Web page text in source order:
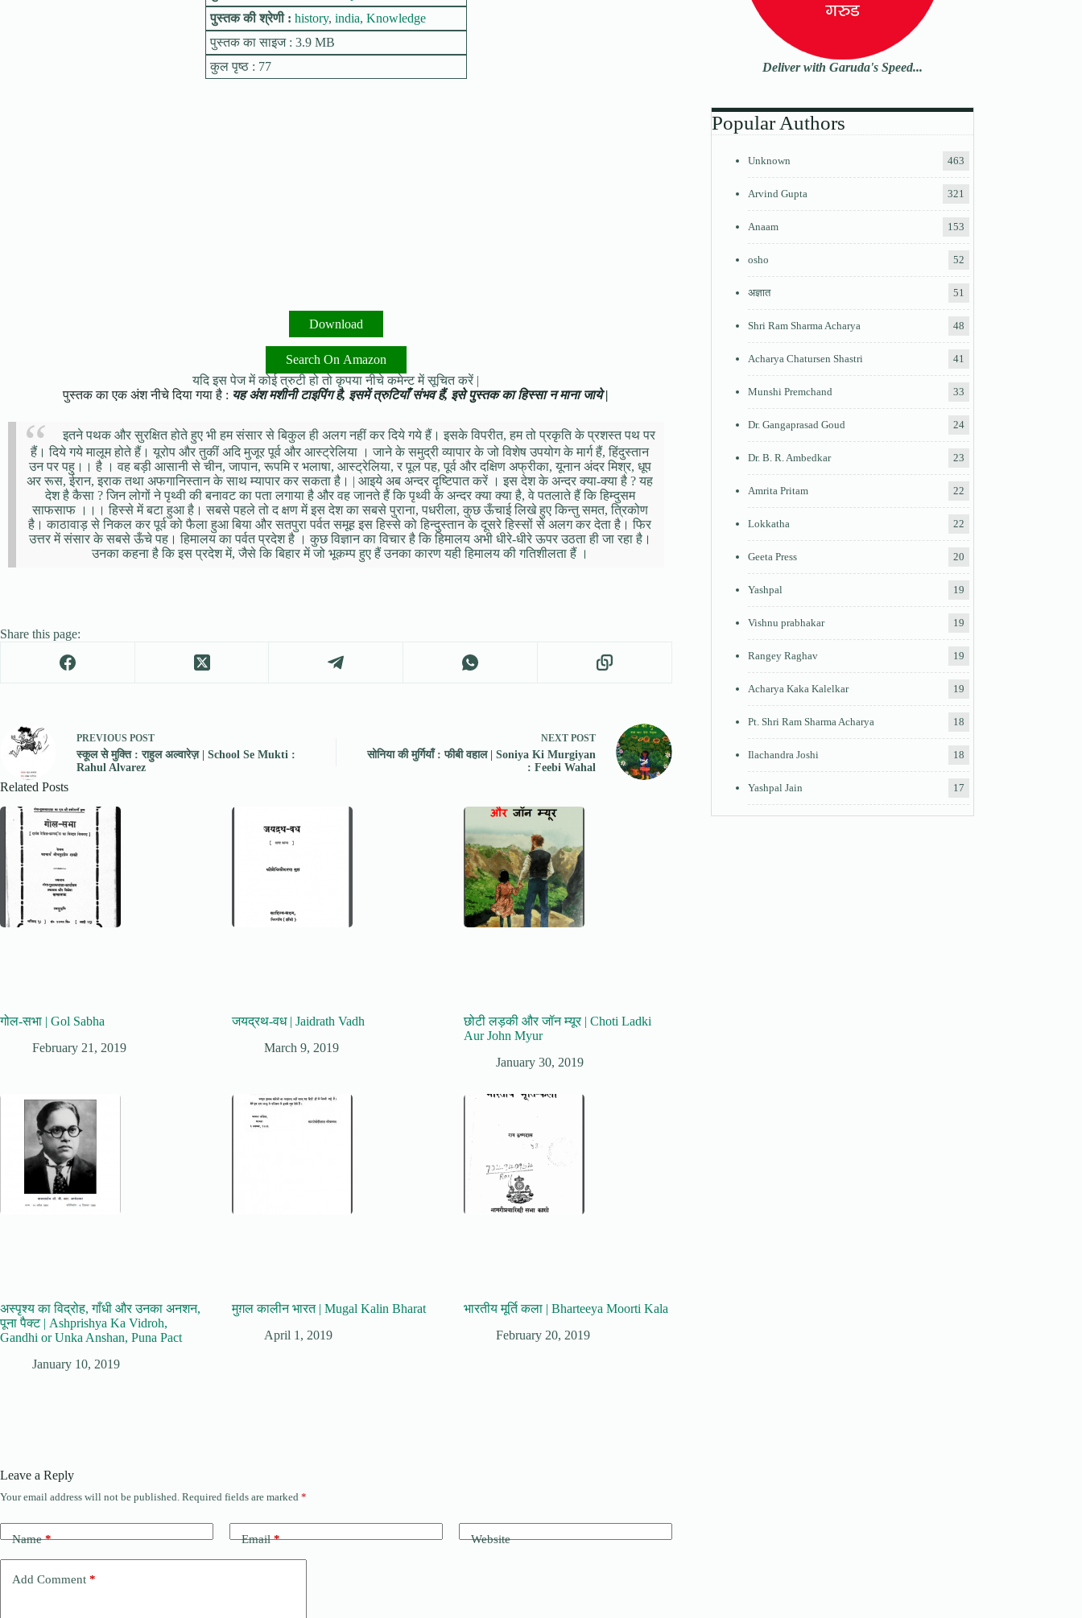
पुस्तक की श्रेणी : history, india, Knowledge
पुस्तक का साइज : 3.9 MB
कुल पृष्ठ : 77
Download
Search On Amazon
यदि इस पेज में कोई त्रुटी हो तो कृपया नीचे कमेन्ट में सूचित करें |
पुस्तक का एक अंश नीचे दिया गया है : यह अंश मशीनी टाइपिंग है, इसमें त्रुटियाँ संभव हैं, इसे पुस्तक का हिस्सा न माना जाये |
इतने पथक और सुरक्षित होते हुए भी हम संसार से बिकुल ही अलग नहीं कर दिये गये हैं। इसके विपरीत, हम तो प्रकृति के प्रशस्त पथ पर
हैं। दिये गये मालूम होते हैं। यूरोप और तुकीं अदि मुजूर पूर्व और आस्ट्रेलिया । जाने के समुद्री व्यापार के जो विशेष उपयोग के मार्ग हैं, हिंदुस्तान
उन पर पहु।। है । वह बड़ी आसानी से चीन, जापान, रूपमि र भलाषा, आस्ट्रेलिया, र पूल पह, पूर्व और दक्षिण अफ्रीका, यूनान अंदर मिश्र, धूप
अर रूस, ईरान, इराक तथा अफगानिस्तान के साथ म्यापार कर सकता है। | आइये अब अन्दर दृष्टिपात करें । इस देश के अन्दर क्या-क्या है ? यह
देश है कैसा ? जिन लोगों ने पृथ्वी की बनावट का पता लगाया है और वह जानते हैं कि पृथ्वी के अन्दर क्या क्या है, वे पतलाते हैं कि हिम्दुसम
साफसाफ ।।। हिस्से में बटा हुआ है। सबसे पहले तो द क्षण में इस देश का सबसे पुराना, पधरीला, कुछ ऊँचाई लिखे हुए किन्तु समत, त्रिकोण
है। काठावाड़ से निकल कर पूर्व को फैला हुआ बिया और सतपुरा पर्वत समूह इस हिस्से को हिन्दुस्तान के दूसरे हिस्सों से अलग कर देता है। फिर
उत्तर में संसार के सबसे ऊँचे पह। हिमालय का पर्वत प्रदेश है । कुछ विज्ञान का विचार है कि हिमालय अभी धीरे-धीरे ऊपर उठता ही जा रहा है।
उनका कहना है कि इस प्रदेश में, जैसे कि बिहार में जो भूकम्प हुए हैं उनका कारण यही हिमालय की गतिशीलता हैं ।
Share this page:
PREVIOUS POST
स्कूल से मुक्ति : राहुल अल्वारेज़ | School Se Mukti :
Rahul Alvarez
NEXT POST
सोनिया की मुर्गियाँ : फीबी वहाल | Soniya Ki Murgiyan
: Feebi Wahal
Related Posts
गोल-सभा | Gol Sabha
February 21, 2019
जयद्रथ-वध | Jaidrath Vadh
March 9, 2019
छोटी लड़की और जॉन म्यूर | Choti Ladki
Aur John Myur
January 30, 2019
अस्पृश्य का विद्रोह, गाँधी और उनका अनशन,
पूना पैक्ट | Ashprishya Ka Vidroh,
Gandhi or Unka Anshan, Puna Pact
January 10, 2019
मुग़ल कालीन भारत | Mugal Kalin Bharat
April 1, 2019
भारतीय मूर्ति कला | Bharteeya Moorti Kala
February 20, 2019
Deliver with Garuda's Speed...
Popular Authors
Unknown 463
Arvind Gupta 321
Anaam 153
osho 52
अज्ञात 51
Shri Ram Sharma Acharya 48
Acharya Chatursen Shastri 41
Munshi Premchand 33
Dr. Gangaprasad Goud 24
Dr. B. R. Ambedkar 23
Amrita Pritam 22
Lokkatha 22
Geeta Press 20
Yashpal 19
Vishnu prabhakar 19
Rangey Raghav 19
Acharya Kaka Kalelkar 19
Pt. Shri Ram Sharma Acharya 18
Ilachandra Joshi 18
Yashpal Jain 17
Leave a Reply
Your email address will not be published. Required fields are marked *
Name* Email* Website
Add Comment *